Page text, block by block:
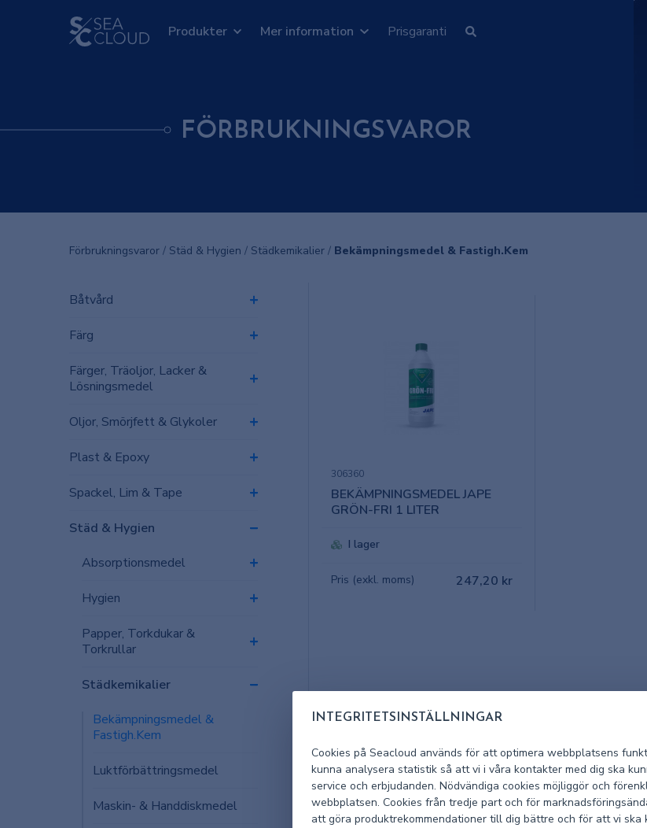
INTEGRITETSINSTÄLLNINGAR
Cookies på Seacloud används för att optimera webbplatsens
kunna analysera statistik så att vi i våra kontakter med dig ska
service och erbjudanden. Nödvändiga cookies möjliggör och
webbplatsen. Cookies från tredje part och för
att göra produktrekommendationer till dig bättre och för att vi ska
Produkter Mer information Prisgaranti
FÖRBRUKNINGSVAROR
Förbrukningsvaror / Städ & Hygien / Städkemikalier / Bekämpningsmedel & Fastigh.Kem
Båtvård
Färg
Färger, Träoljor, Lacker &
Lösningsmedel
Oljor, Smörjfett & Glykoler
Plast & Epoxy
Spackel, Lim & Tape
Städ & Hygien
Absorptionsmedel
Hygien
Papper, Torkdukar &
Torkrullar
Städkemikalier
Bekämpningsmedel &
Fastigh.Kem
Luktförbättringsmedel
Maskin- & Handdiskmedel
306360
BEKÄMPNINGSMEDEL JAPE
GRÖN-FRI 1 LITER
I lager
Pris (exkl. moms) 247,20 kr